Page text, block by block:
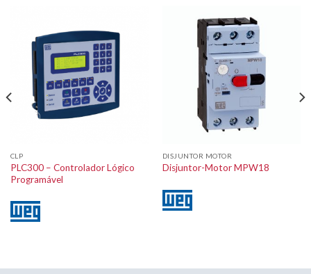
CLP
PLC300 – Controlador Lógico
Programável
DISJUNTOR MOTOR
Disjuntor-Motor MPW18